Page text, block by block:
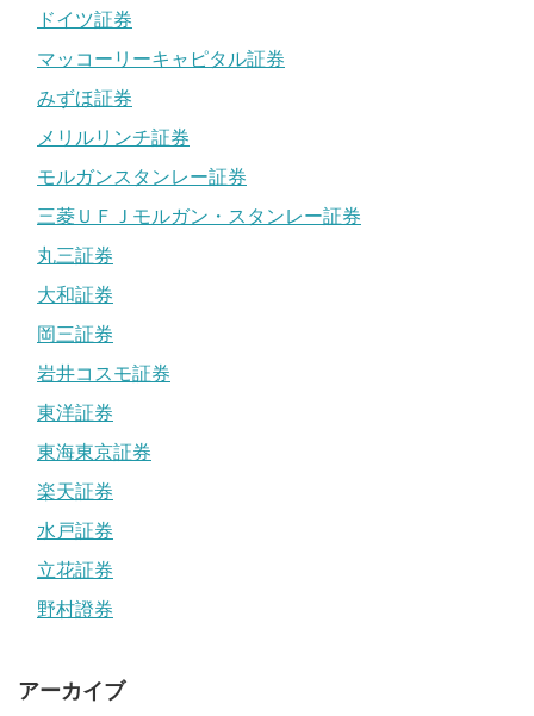
ドイツ証券
マッコーリーキャピタル証券
みずほ証券
メリルリンチ証券
モルガンスタンレー証券
三菱ＵＦＪモルガン・スタンレー証券
丸三証券
大和証券
岡三証券
岩井コスモ証券
東洋証券
東海東京証券
楽天証券
水戸証券
立花証券
野村證券
アーカイブ